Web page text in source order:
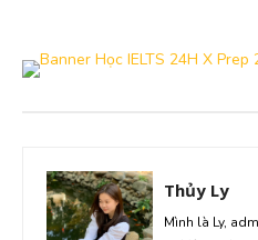
Thủy Ly
Mình là Ly,